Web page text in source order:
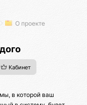
О проекте
Кабинет
в которой ваш